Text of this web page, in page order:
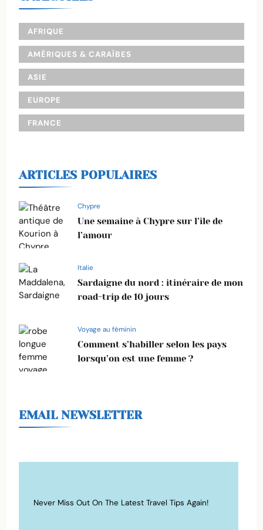
AFRIQUE
AMÉRIQUES & CARAÏBES
ASIE
EUROPE
FRANCE
ARTICLES POPULAIRES
Chypre
Une semaine à Chypre sur l’île de
l’amour
Italie
Sardaigne du nord : itinéraire de mon
road-trip de 10 jours
Voyage au féminin
Comment s’habiller selon les pays
lorsqu’on est une femme ?
EMAIL NEWSLETTER
Never Miss Out On The Latest Travel Tips Again!